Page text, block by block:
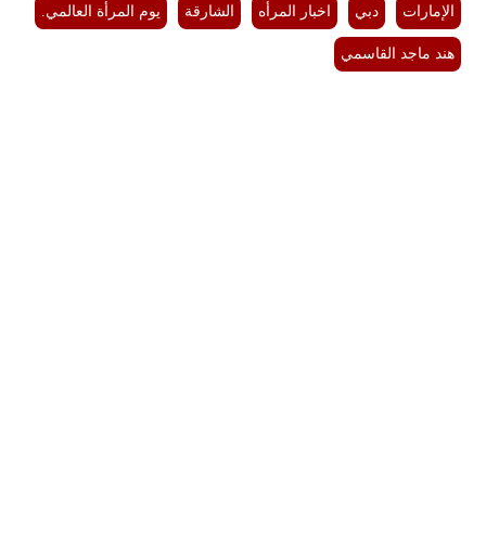
الإمارات دبي اخبار المرأه الشارقة يوم المرأة العالمي.
هند ماجد القاسمي